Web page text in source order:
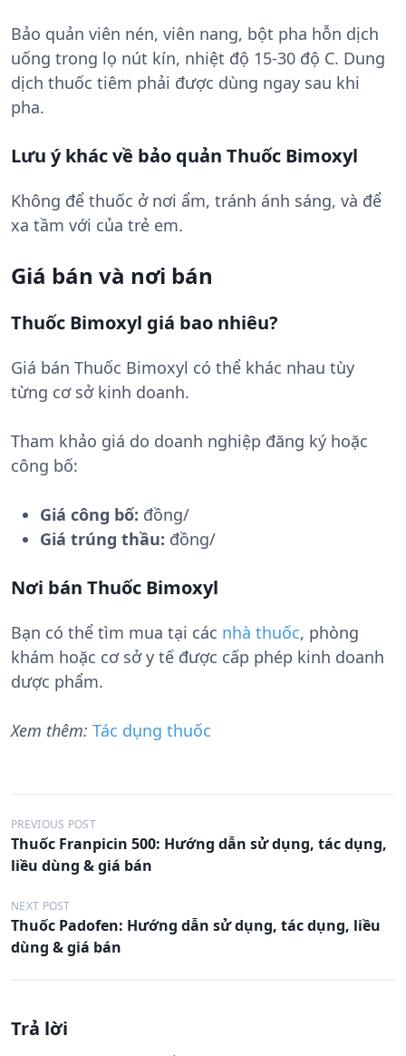
Bảo quản viên nén, viên nang, bột pha hỗn dịch
uống trong lọ nút kín, nhiệt độ 15-30 độ C. Dung
dịch thuốc tiêm phải được dùng ngay sau khi
pha.
Lưu ý khác về bảo quản Thuốc Bimoxyl
Không để thuốc ở nơi ẩm, tránh ánh sáng, và để
xa tầm với của trẻ em.
Giá bán và nơi bán
Thuốc Bimoxyl giá bao nhiêu?
Giá bán Thuốc Bimoxyl có thể khác nhau tùy
từng cơ sở kinh doanh.
Tham khảo giá do doanh nghiệp đăng ký hoặc
công bố:
Giá công bố: đồng/
Giá trúng thầu: đồng/
Nơi bán Thuốc Bimoxyl
Bạn có thể tìm mua tại các nhà thuốc, phòng
khám hoặc cơ sở y tế được cấp phép kinh doanh
dược phẩm.
Xem thêm: Tác dụng thuốc
Đ
i
u
h
n
PREVIOUS POST
Thuốc Franpicin 500: Hướng dẫn sử dụng, tác dụng,
liều dùng & giá bán
NEXT POST
Thuốc Padofen: Hướng dẫn sử dụng, tác dụng, liều
dùng & giá bán
Trả lời